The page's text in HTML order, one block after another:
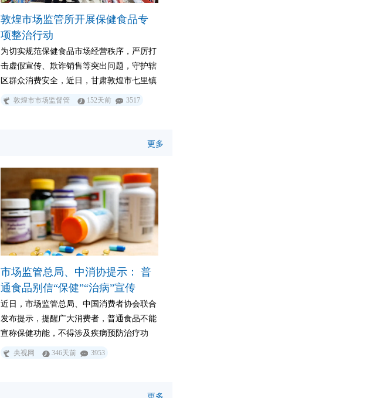
敦煌市场监管所开展保健食品专
项整治行动
为切实规范保健食品市场经营秩序，严厉打
击虚假宣传、欺诈销售等突出问题，守护辖
区群众消费安全，近日，甘肃敦煌市七里镇
市场监督管理所聚焦重点场所、重点环节、
敦煌市市场监督管 152天前 3517
更多
市场监管总局、中消协提示： 普
通食品别信“保健”“治病”宣传
近日，市场监管总局、中国消费者协会联合
发布提示，提醒广大消费者，普通食品不能
宣称保健功能，不得涉及疾病预防治疗功
效，不要盲目相信此类宣传。
央视网 346天前 3953